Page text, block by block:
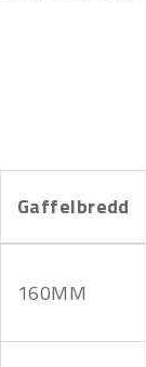
Gaffelbredd
160MM